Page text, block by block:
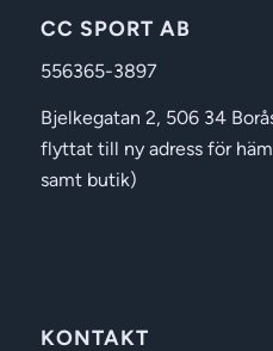
CC SPORT AB
556365-3897
Bjelkegatan 2, 506 34
flyttat till ny adress för
samt butik)
KONTAKT